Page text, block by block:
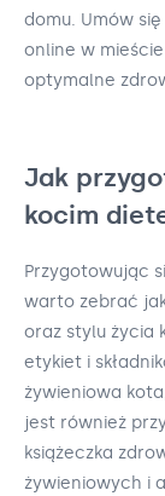
domu. Umów
online w
optymalne
Jak
kocim
Przygotowując
warto zebrać
oraz stylu życia
etykiet i
żywieniowa
jest również
książeczka
żywieniowych i